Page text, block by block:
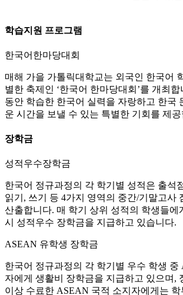
학습지원 프로그램
한국어한마당대회
매해 가을 가톨릭대학교는 외국인 한국어
별한 축제인 ‘한국어 한마당대회’를 개최
동안 학습한 한국어 실력을 자랑하고 한국
운 시간을 보낼 수 있는 특별한 기회를 제
장학금
성적우수장학금
한국어 정규과정의 각 학기별 성적은 출석
읽기, 쓰기 등 4가지 영역의 중간/기말고사
산출합니다. 매 학기 상위 성적의 학생들에
시 성적우수 장학금을 지급하고 있습니다.
ASEAN 유학생 장학금
한국어 정규과정의 각 학기별 우수 학생 중
자에게 생활비 장학금을 지급하고 있으며,
이상 수료한 ASEAN 국적 소지자에게는